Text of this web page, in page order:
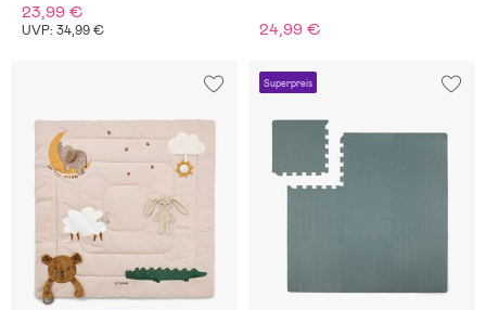
23,99 €
UVP: 34,99 € 24,99 €
Superpreis